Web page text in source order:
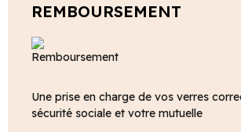
REMBOURSEMENT
Une prise en charge de vos verres
sécurité sociale et votre mutuelle